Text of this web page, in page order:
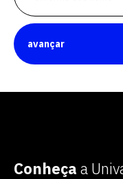
avançar
Conheça a